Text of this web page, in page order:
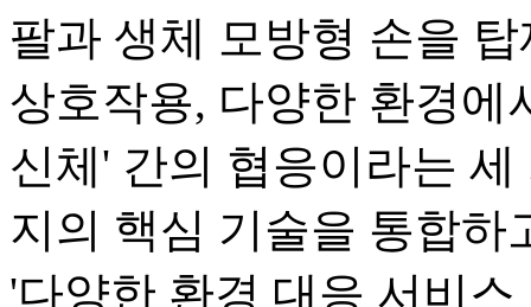
팔과 생체 모방형 손을
상호작용, 다양한 환경에
신체' 간의 협응이라는
지의 핵심 기술을 통합하
'다양한 환경 대응 서비